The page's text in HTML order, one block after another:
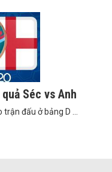
Séc vs Anh
đấu ở bảng D ...